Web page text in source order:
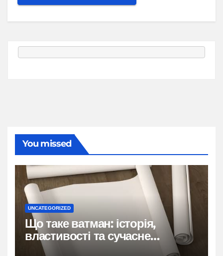
You missed
UNCATEGORIZED
Що таке ватман: історія,
властивості та сучасне
застосування